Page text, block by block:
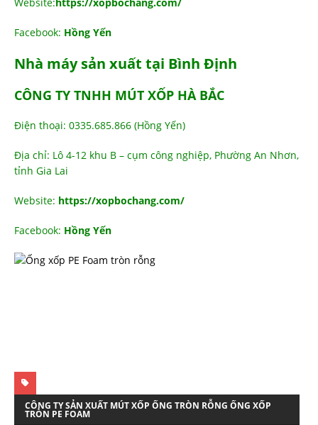
Facebook: Hồng Yến
Nhà máy sản xuất tại Bình Định
CÔNG TY TNHH MÚT XỐP HÀ BẮC
Điện thoại: 0335.685.866 (Hồng Yến)
Địa chỉ: Lô 4-12 khu B – cụm công nghiệp, Phường An Nhơn,
tỉnh Gia Lai
Website: https://xopbochang.com/
Facebook: Hồng Yến
CÔNG TY SẢN XUẤT MÚT XỐP ỐNG TRÒN RỖNG ỐNG XỐP
TRÒN PE FOAM